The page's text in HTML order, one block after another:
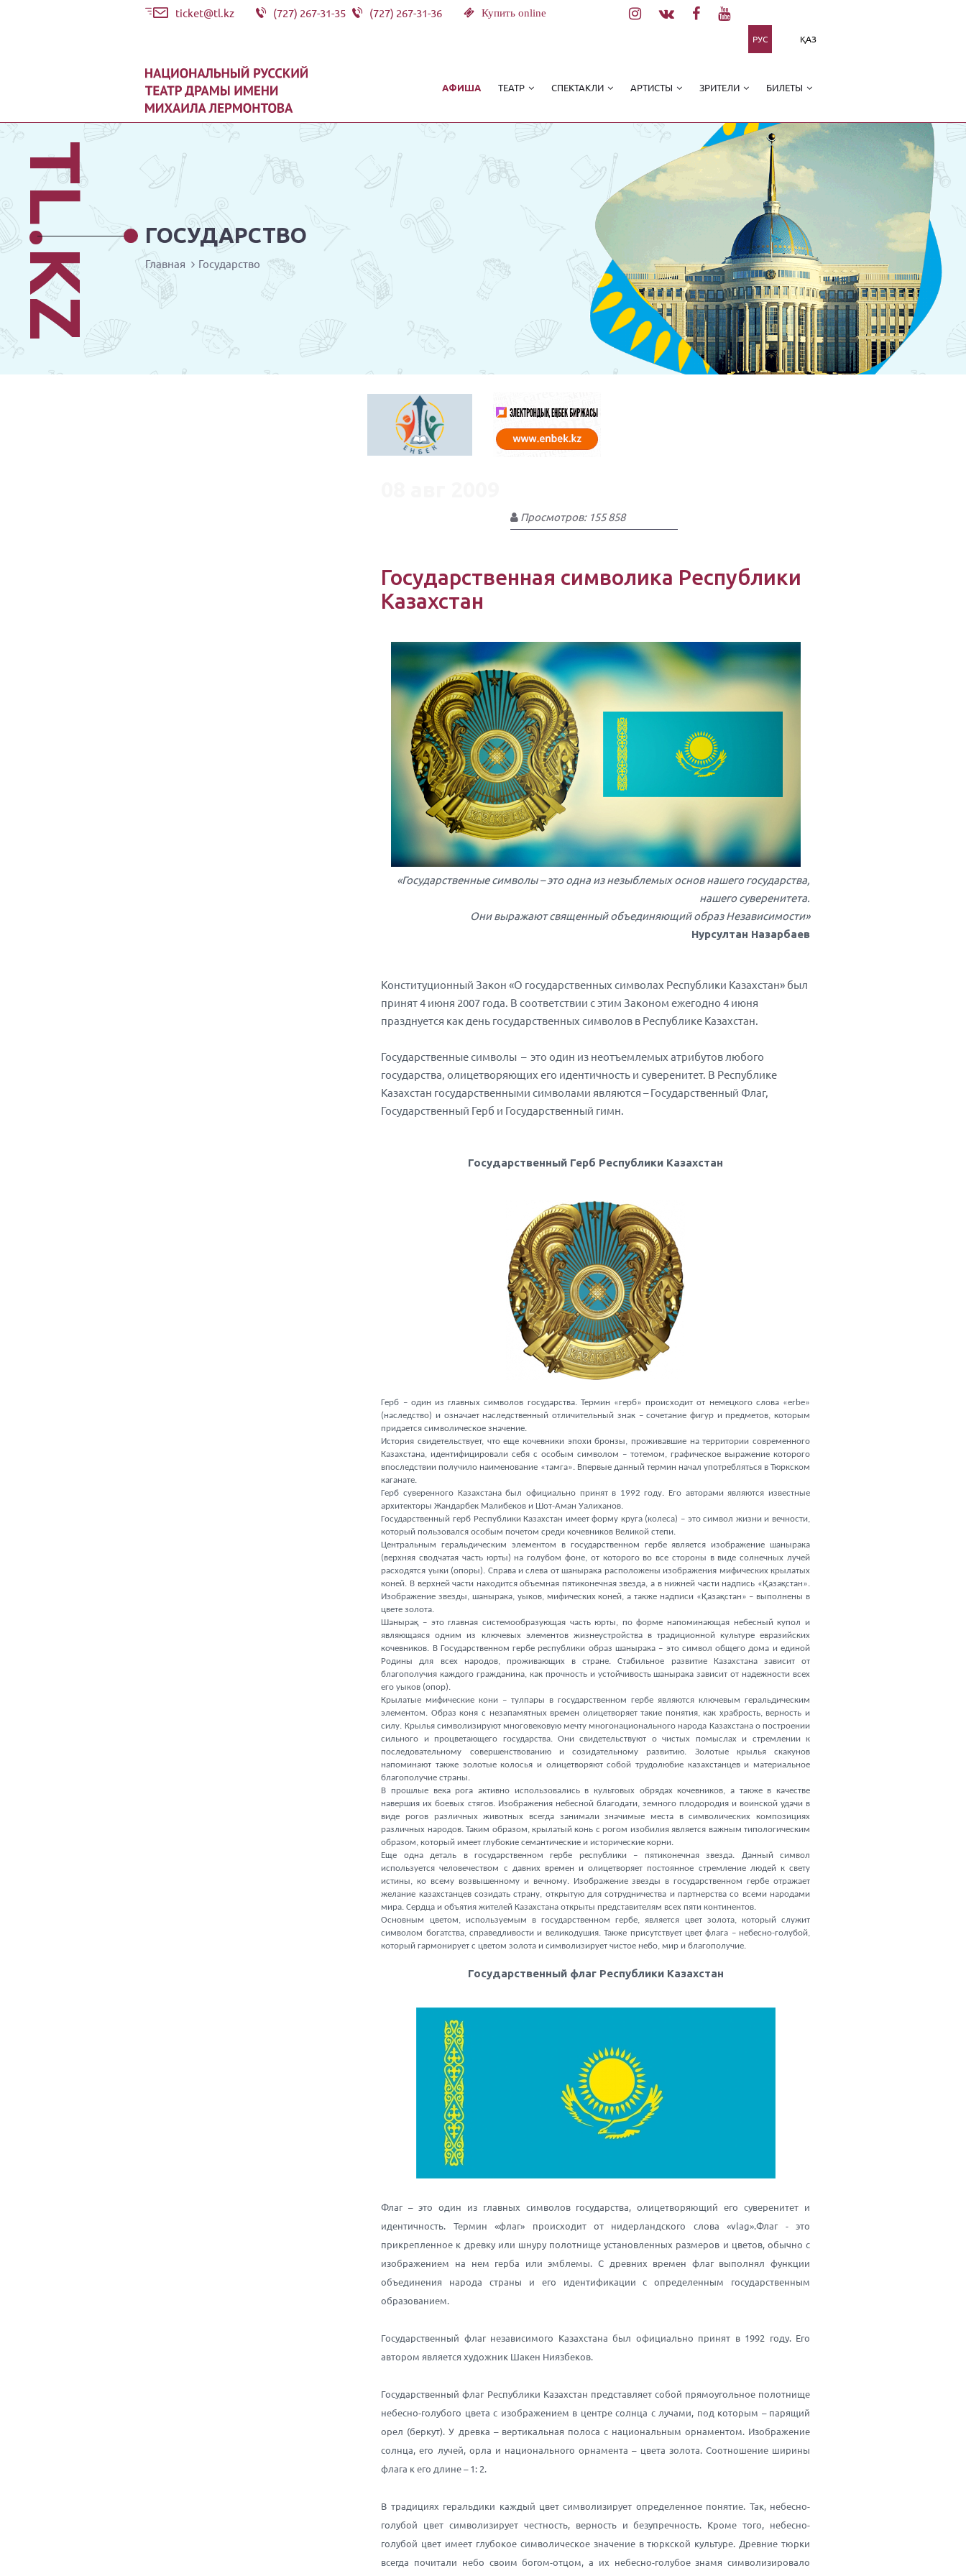
ticket@tl.kz (727) 267-31-35 (727) 267-31-36 Купить online
РУС ҚАЗ
АФИША ТЕАТР СПЕКТАКЛИ АРТИСТЫ ЗРИТЕЛИ БИЛЕТЫ
ГОСУДАРСТВО
TL.KZ Главная Государство
Просмотров: 155 858
Государственная символика Республики
Казахстан
«Государственные символы – это одна из незыблемых основ нашего государства,
нашего суверенитета.
Они выражают священный объединяющий образ Независимости»
Нурсултан Назарбаев
Конституционный Закон «О государственных символах Республики Казахстан» был
принят 4 июня 2007 года. В соответствии с этим Законом ежегодно 4 июня
празднуется как день государственных символов в Республике Казахстан.
Государственные символы – это один из неотъемлемых атрибутов любого
государства, олицетворяющих его идентичность и суверенитет. В Республике
Казахстан государственными символами являются – Государственный Флаг,
Государственный Герб и Государственный гимн.
Государственный Герб Республики Казахстан
Герб – один из главных символов государства. Термин «герб» происходит от немецкого слова «erbe»
(наследство) и означает наследственный отличительный знак – сочетание фигур и предметов, которым
придается символическое значение.
История свидетельствует, что еще кочевники эпохи бронзы, проживавшие на территории современного
Казахстана, идентифицировали себя с особым символом – тотемом, графическое выражение которого
впоследствии получило наименование «тамга». Впервые данный термин начал употребляться в Тюркском
каганате.
Герб суверенного Казахстана был официально принят в 1992 году. Его авторами являются известные
архитекторы Жандарбек Малибеков и Шот-Аман Уалиханов.
Государственный герб Республики Казахстан имеет форму круга (колеса) – это символ жизни и вечности,
который пользовался особым почетом среди кочевников Великой степи.
Центральным геральдическим элементом в государственном гербе является изображение шанырака
(верхняя сводчатая часть юрты) на голубом фоне, от которого во все стороны в виде солнечных лучей
расходятся уыки (опоры). Справа и слева от шанырака расположены изображения мифических крылатых
коней. В верхней части находится объемная пятиконечная звезда, а в нижней части надпись «Қазақстан».
Изображение звезды, шанырака, уыков, мифических коней, а также надписи «Қазақстан» – выполнены в
цвете золота.
Шанырақ – это главная системообразующая часть юрты, по форме напоминающая небесный купол и
являющаяся одним из ключевых элементов жизнеустройства в традиционной культуре евразийских
кочевников. В Государственном гербе республики образ шанырака – это символ общего дома и единой
Родины для всех народов, проживающих в стране. Стабильное развитие Казахстана зависит от
благополучия каждого гражданина, как прочность и устойчивость шанырака зависит от надежности всех
его уыков (опор).
Крылатые мифические кони – тулпары в государственном гербе являются ключевым геральдическим
элементом. Образ коня с незапамятных времен олицетворяет такие понятия, как храбрость, верность и
силу. Крылья символизируют многовековую мечту многонационального народа Казахстана о построении
сильного и процветающего государства. Они свидетельствуют о чистых помыслах и стремлении к
последовательному совершенствованию и созидательному развитию. Золотые крылья скакунов
напоминают также золотые колосья и олицетворяют собой трудолюбие казахстанцев и материальное
благополучие страны.
В прошлые века рога активно использовались в культовых обрядах кочевников, а также в качестве
навершия их боевых стягов. Изображения небесной благодати, земного плодородия и воинской удачи в
виде рогов различных животных всегда занимали значимые места в символических композициях
различных народов. Таким образом, крылатый конь с рогом изобилия является важным типологическим
образом, который имеет глубокие семантические и исторические корни.
Еще одна деталь в государственном гербе республики – пятиконечная звезда. Данный символ
используется человечеством с давних времен и олицетворяет постоянное стремление людей к свету
истины, ко всему возвышенному и вечному. Изображение звезды в государственном гербе отражает
желание казахстанцев созидать страну, открытую для сотрудничества и партнерства со всеми народами
мира. Сердца и объятия жителей Казахстана открыты представителям всех пяти континентов.
Основным цветом, используемым в государственном гербе, является цвет золота, который служит
символом богатства, справедливости и великодушия. Также присутствует цвет флага – небесно-голубой,
который гармонирует с цветом золота и символизирует чистое небо, мир и благополучие.
Государственный флаг Республики Казахстан
Флаг – это один из главных символов государства, олицетворяющий его суверенитет и
идентичность. Термин «флаг» происходит от нидерландского слова «vlag».Флаг - это
прикрепленное к древку или шнуру полотнище установленных размеров и цветов, обычно с
изображением на нем герба или эмблемы. С древних времен флаг выполнял функции
объединения народа страны и его идентификации с определенным государственным
образованием.
Государственный флаг независимого Казахстана был официально принят в 1992 году. Его
автором является художник Шакен Ниязбеков.
Государственный флаг Республики Казахстан представляет собой прямоугольное полотнище
небесно-голубого цвета с изображением в центре солнца с лучами, под которым – парящий
орел (беркут). У древка – вертикальная полоса с национальным орнаментом. Изображение
солнца, его лучей, орла и национального орнамента – цвета золота. Соотношение ширины
флага к его длине – 1: 2.
В традициях геральдики каждый цвет символизирует определенное понятие. Так, небесно-
голубой цвет символизирует честность, верность и безупречность. Кроме того, небесно-
голубой цвет имеет глубокое символическое значение в тюркской культуре. Древние тюрки
всегда почитали небо своим богом-отцом, а их небесно-голубое знамя символизировало